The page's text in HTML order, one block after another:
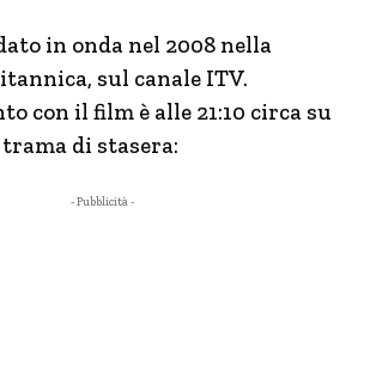
in onda nel 2008 nella
sul canale ITV.
con il film è alle 21:10 circa su
di stasera:
- Pubblicità -